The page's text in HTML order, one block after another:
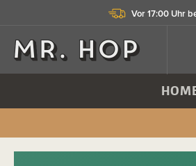
Vor 17:00 Uhr